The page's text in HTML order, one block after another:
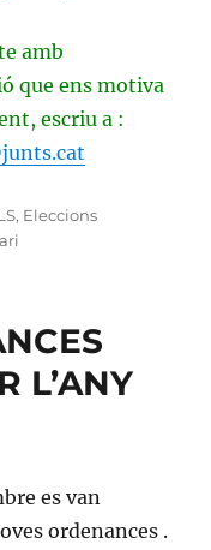
amb
que ens motiva
escriu a :
, Eleccions
LES
ELECCIONS
MUNICIPALS
L’ANY
es van
ordenances .